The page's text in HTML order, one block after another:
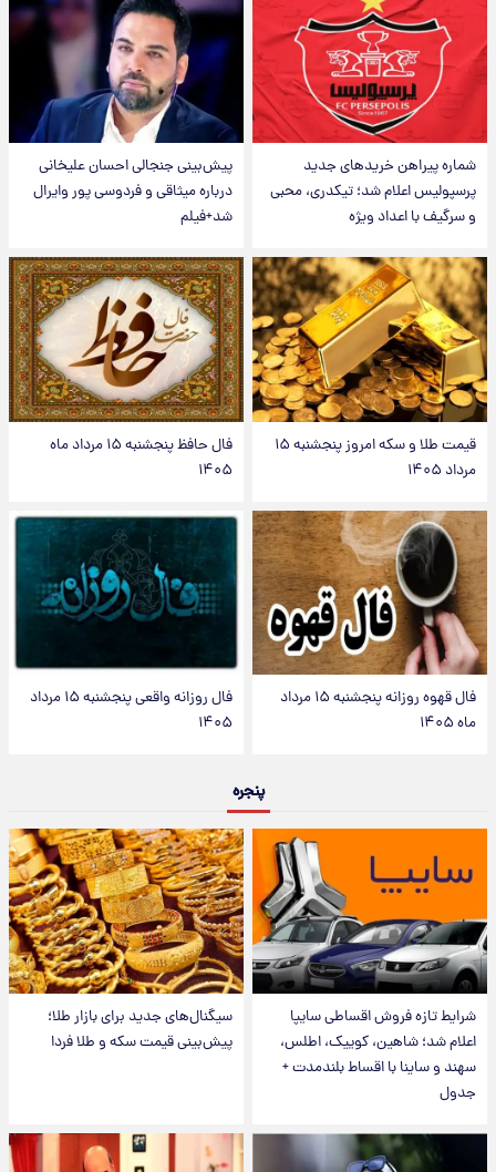
شماره پیراهن خریدهای جدید
پرسپولیس اعلام شد؛ تیکدری، محبی
و سرگیف با اعداد ویژه
پیش‌بینی جنجالی احسان علیخانی
درباره میثاقی و فردوسی پور وایرال
شد+فیلم
قیمت طلا و سکه امروز پنجشنبه ۱۵
مرداد ۱۴۰۵
فال حافظ پنجشنبه ۱۵ مرداد ماه
۱۴۰۵
فال قهوه روزانه پنجشنبه ۱۵ مرداد
ماه ۱۴۰۵
فال روزانه واقعی پنجشنبه ۱۵ مرداد
۱۴۰۵
پنجره
شرایط تازه فروش اقساطی سایپا
اعلام شد؛ شاهین، کوییک، اطلس،
سهند و ساینا با اقساط بلندمدت +
جدول
سیگنال‌های جدید برای بازار طلا؛
پیش‌بینی قیمت سکه و طلا فردا